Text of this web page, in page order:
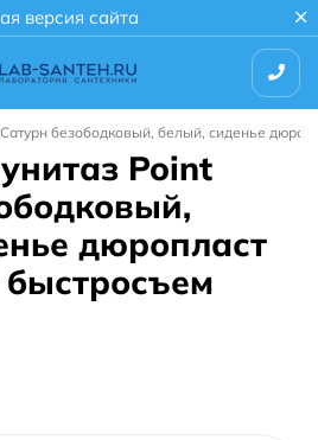
версия сайта
безободковый, белый, сиденье
Point
дюропласт